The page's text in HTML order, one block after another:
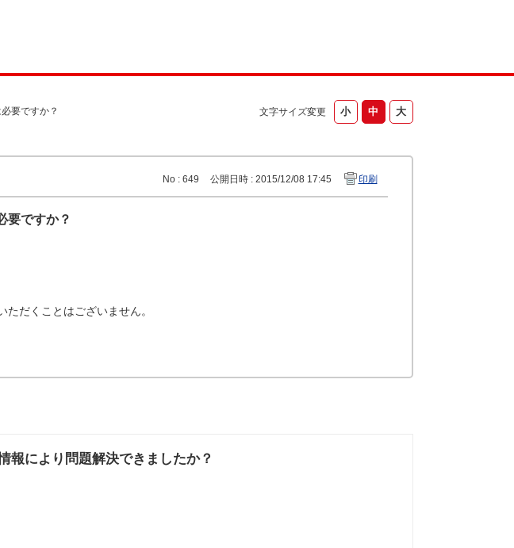
文字サイズ変更
要ですか？
No : 649 公開日時 : 2015/12/08 17:45 印刷
要ですか？
だくことはございません。
報により問題解決できましたか？